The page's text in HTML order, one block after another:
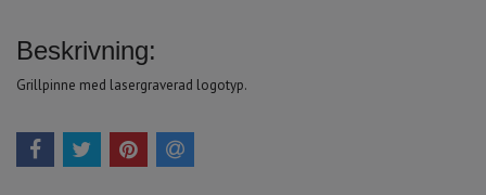
Beskrivning:
Grillpinne med lasergraverad logotyp.